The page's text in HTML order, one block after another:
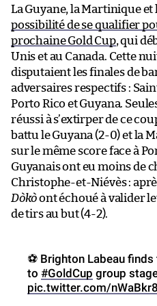
La Guyane, la Martinique et
possibilité de se qualifier
prochaine Gold Cup, qui
Unis et au Canada. Cette
disputaient les finales de
adversaires respectifs :
Porto Rico et Guyana.
réussi à s’extirper de ce
battu le Guyana (2-0) et la
sur le même score face à
Guyanais ont eu moins de
Christophe-et-Niévès :
Dòkòont échoué à valider
de tirs au but (4-2).
⚽️ Brighton Labeau finds
to #GoldCup group
pic.twitter.com/